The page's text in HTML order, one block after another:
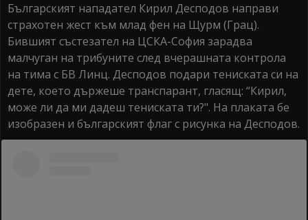
Българският нападател Кирил Десподов направи
страхотен жест към млад фен на Щурм (Грац).
Бившият състезател на ЦСКА-София зарадва
малчуган на трибуните след вчерашната контрола
на тима с БВ Линц. Десподов подари тениската си на
дете, което държеше транспарант, гласящ: “Кирил,
може ли да ми дадеш тениската ти?". На плаката бе
изобразен и българският флаг с рисунка на Десподов.